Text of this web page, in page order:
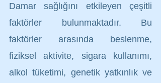
Damar sağlığını etkileyen çeşitli
faktörler bulunmaktadır. Bu
faktörler arasında beslenme,
fiziksel aktivite, sigara kullanımı,
alkol tüketimi, genetik yatkınlık ve